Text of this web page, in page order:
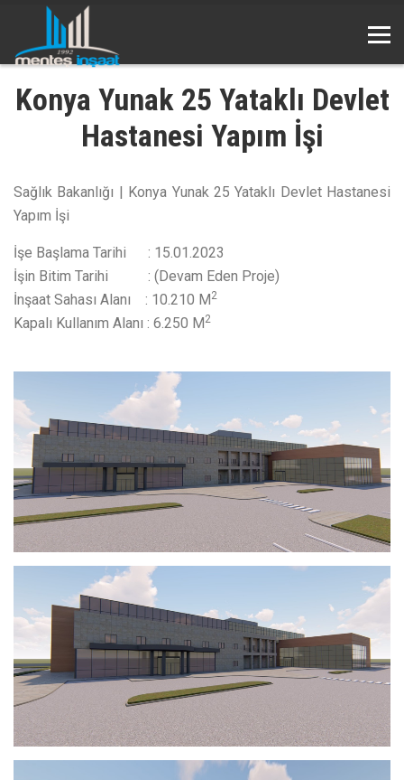
Konya Yunak 25 Yataklı Devlet
Hastanesi Yapım İşi
Sağlık Bakanlığı | Konya Yunak 25 Yataklı Devlet Hastanesi
Yapım İşi
İşe Başlama Tarihi : 15.01.2023
İşin Bitim Tarihi : (Devam Eden Proje)
İnşaat Sahası Alanı : 10.210 M2
Kapalı Kullanım Alanı : 6.250 M2